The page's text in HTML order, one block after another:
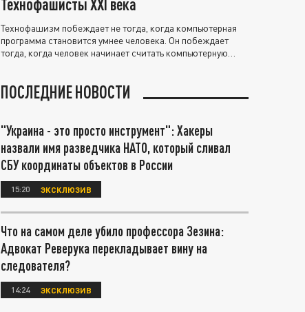
Технофашисты XXI века
Технофашизм побеждает не тогда, когда компьютерная
программа становится умнее человека. Он побеждает
тогда, когда человек начинает считать компьютерную
ПОСЛЕДНИЕ НОВОСТИ
"Украина - это просто инструмент": Хакеры
назвали имя разведчика НАТО, который сливал
СБУ координаты объектов в России
15:20 ЭКСКЛЮЗИВ
Что на самом деле убило профессора Зезина:
Адвокат Реверука перекладывает вину на
следователя?
14:24 ЭКСКЛЮЗИВ